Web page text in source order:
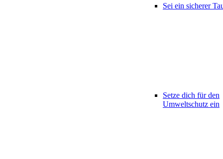
Sei ein sicherer
Setze dich für den
Umweltschutz ein